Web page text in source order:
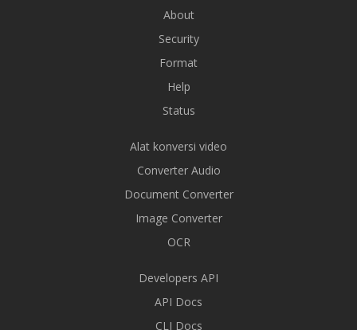
About
Security
Format
Help
Status
Alat konversi video
Converter Audio
Document Converter
Image Converter
OCR
Developers API
API Docs
CLI Docs